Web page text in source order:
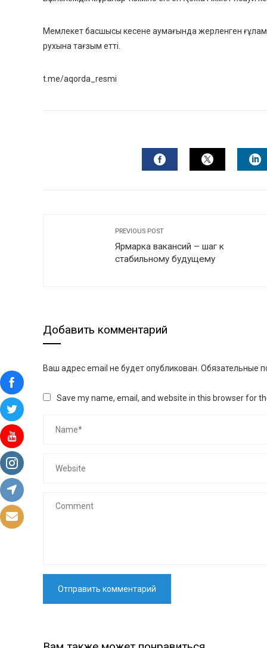
Мемлекет басшысы кесене аумағында жерленген
рухына тағзым етті.
t.me/aqorda_resmi
PREVIOUS POST
Ярмарка вакансий – шаг к
стабильному будущему
Добавить комментарий
Ваш адрес email не будет опубликован. Обязательные
Save my name, email, and website in this browser for